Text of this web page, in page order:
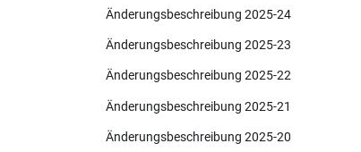
Änderungsbeschreibung 2025-24
Änderungsbeschreibung 2025-23
Änderungsbeschreibung 2025-22
Änderungsbeschreibung 2025-21
Änderungsbeschreibung 2025-20